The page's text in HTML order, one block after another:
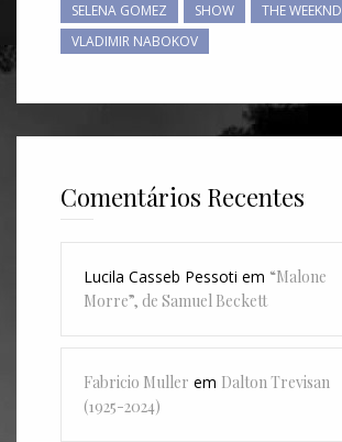
SELENA GOMEZ
SHOW
THE WEEKND
VLADIMIR NABOKOV
Comentários Recentes
Lucila Casseb Pessoti em “Malone
Morre”, de Samuel Beckett
Fabricio Muller em Dalton Trevisan
(1925-2024)